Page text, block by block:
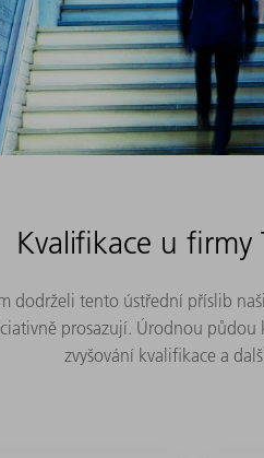
Kvalifikace u firmy
dodrželi tento ústřední příslib
prosazují. Úrodnou
zvyšování kvalifikace a